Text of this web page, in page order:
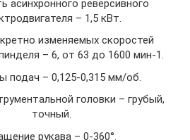
асинхронного реверсивного
– 1,5 кВт.
изменяемых скоростей
– 6, от 63 до 1600 мин-1.
подач – 0,125-0,315 мм/об.
головки – грубый,
точный.
рукава – 0-360°.